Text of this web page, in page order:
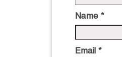
Name *
Email *